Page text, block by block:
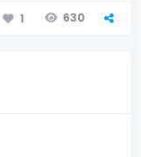
1 630